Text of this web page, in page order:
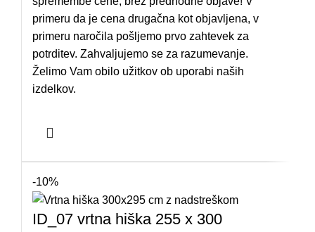
primeru da je cena drugačna kot objavljena, v
primeru naročila pošljemo prvo zahtevek za
potrditev. Zahvaljujemo se za razumevanje.
Želimo Vam obilo užitkov ob uporabi naših
izdelkov.
-10%
ID_07 vrtna hiška 255 x 300